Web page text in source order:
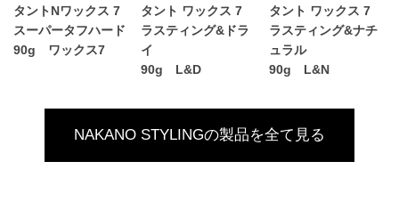
タントNワックス 7
スーパータフハード
90g ワックス7
タント ワックス 7
ラスティング&ドラ
イ
90g L&D
タント ワックス 7
ラスティング&ナチ
ュラル
90g L&N
NAKANO STYLINGの製品を全て見る